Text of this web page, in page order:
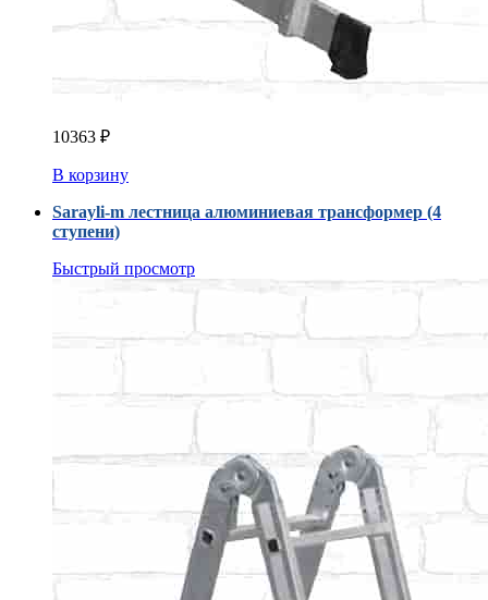
10363 ₽
В корзину
Sarayli-m лестница алюминиевая трансформер (4
ступени)
Быстрый просмотр